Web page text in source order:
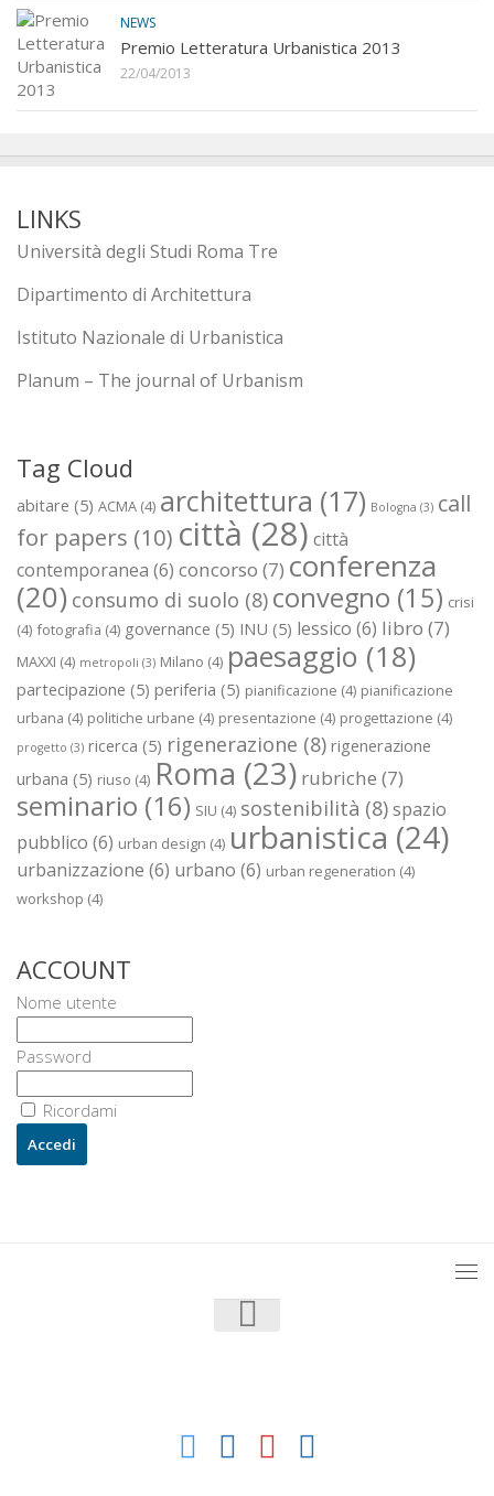
NEWS
Premio Letteratura Urbanistica 2013
22/04/2013
LINKS
Università degli Studi Roma Tre
Dipartimento di Architettura
Istituto Nazionale di Urbanistica
Planum – The journal of Urbanism
Tag Cloud
abitare (5) ACMA (4) architettura (17) Bologna (3) call
for papers (10) città (28) città
contemporanea (6) concorso (7) conferenza
(20) consumo di suolo (8) convegno (15) crisi
(4) fotografia (4) governance (5) INU (5) lessico (6) libro (7)
MAXXI (4) metropoli (3) Milano (4) paesaggio (18)
partecipazione (5) periferia (5) pianificazione (4) pianificazione
urbana (4) politiche urbane (4) presentazione (4) progettazione (4)
progetto (3) ricerca (5) rigenerazione (8) rigenerazione
urbana (5) riuso (4) Roma (23) rubriche (7)
seminario (16) SIU (4) sostenibilità (8)spazio
pubblico (6) urban design (4) urbanistica (24)
urbanizzazione (6) urbano (6) urban regeneration (4)
workshop (4)
ACCOUNT
Nome utente
Password
Ricordami